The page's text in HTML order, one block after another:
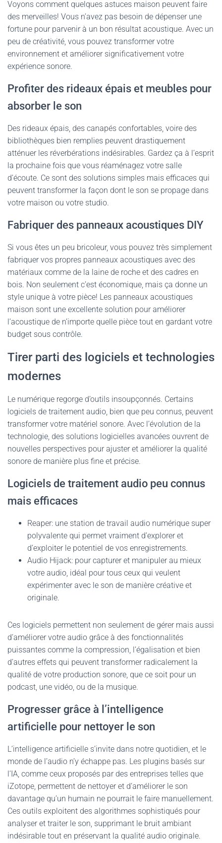
Voyons comment quelques astuces maison peuvent faire
des merveilles! Vous n’avez pas besoin de dépenser une
fortune pour parvenir à un bon résultat acoustique. Avec un
peu de créativité, vous pouvez transformer votre
environnement et améliorer significativement votre
expérience sonore.
Profiter des rideaux épais et meubles pour
absorber le son
Des rideaux épais, des canapés confortables, voire des
bibliothèques bien remplies peuvent drastiquement
atténuer les réverbérations indésirables. Gardez ça à l’esprit
la prochaine fois que vous réaménagez votre salle
d’écoute. Ce sont des solutions simples mais efficaces qui
peuvent transformer la façon dont le son se propage dans
votre maison ou votre studio.
Fabriquer des panneaux acoustiques DIY
Si vous êtes un peu bricoleur, vous pouvez très simplement
fabriquer vos propres panneaux acoustiques avec des
matériaux comme de la laine de roche et des cadres en
bois. Non seulement c’est économique, mais ça donne un
style unique à votre pièce! Les panneaux acoustiques
maison sont une excellente solution pour améliorer
l’acoustique de n’importe quelle pièce tout en gardant votre
budget sous contrôle.
Tirer parti des logiciels et technologies
modernes
Le numérique regorge d’outils insoupçonnés. Certains
logiciels de traitement audio, bien que peu connus, peuvent
transformer votre matériel sonore. Avec l’évolution de la
technologie, des solutions logicielles avancées ouvrent de
nouvelles perspectives pour ajuster et améliorer la qualité
sonore de manière plus fine et précise.
Logiciels de traitement audio peu connus
mais efficaces
Reaper: une station de travail audio numérique super
polyvalente qui permet vraiment d’explorer et
d’exploiter le potentiel de vos enregistrements.
Audio Hijack: pour capturer et manipuler au mieux
votre audio, idéal pour tous ceux qui veulent
expérimenter avec le son de manière créative et
originale.
Ces logiciels permettent non seulement de gérer mais aussi
d’améliorer votre audio grâce à des fonctionnalités
puissantes comme la compression, l’égalisation et bien
d’autres effets qui peuvent transformer radicalement la
qualité de votre production sonore, que ce soit pour un
podcast, une vidéo, ou de la musique.
Progresser grâce à l’intelligence
artificielle pour nettoyer le son
L’intelligence artificielle s’invite dans notre quotidien, et le
monde de l’audio n’y échappe pas. Les plugins basés sur
l’IA, comme ceux proposés par des entreprises telles que
iZotope, permettent de nettoyer et d’améliorer le son
davantage qu’un humain ne pourrait le faire manuellement.
Ces outils exploitent des algorithmes sophistiqués pour
analyser et traiter le son, supprimant le bruit ambiant
indésirable tout en préservant la qualité audio originale.